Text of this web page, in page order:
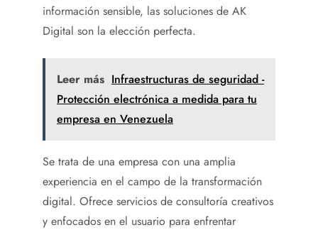
información sensible, las soluciones de AK
Digital son la elección perfecta.
Leer más Infraestructuras de seguridad -
Protección electrónica a medida para tu
empresa en Venezuela
Se trata de una empresa con una amplia
experiencia en el campo de la transformación
digital. Ofrece servicios de consultoría creativos
y enfocados en el usuario para enfrentar